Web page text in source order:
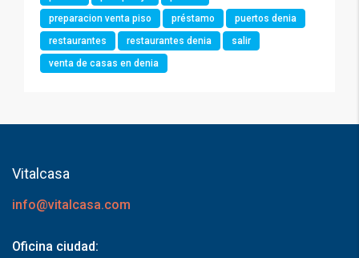
preparacion venta piso
préstamo
puertos denia
restaurantes
restaurantes denia
salir
venta de casas en denia
Vitalcasa
info@vitalcasa.com
Oficina ciudad: